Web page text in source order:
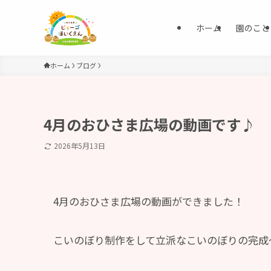
ホーム 園のこと
ホーム ブログ
4月のおひさま広場の動画です♪
2026年5月13日
4月のおひさま広場の動画ができました！
こいのぼり制作をして立派なこいのぼりの完